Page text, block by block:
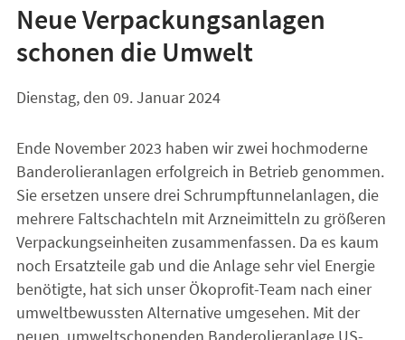
Neue Verpackungsanlagen
schonen die Umwelt
Dienstag, den 09. Januar 2024
Ende November 2023 haben wir zwei hochmoderne
Banderolieranlagen erfolgreich in Betrieb genommen.
Sie ersetzen unsere drei Schrumpftunnelanlagen, die
mehrere Faltschachteln mit Arzneimitteln zu größeren
Verpackungseinheiten zusammenfassen. Da es kaum
noch Ersatzteile gab und die Anlage sehr viel Energie
benötigte, hat sich unser Ökoprofit-Team nach einer
umweltbewussten Alternative umgesehen. Mit der